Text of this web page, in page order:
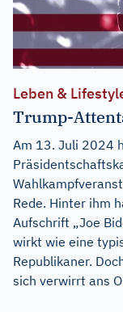
Leben &
Trump-
Am 13. Juli 2024
Rede. Hinter ihm
Aufschrift „Joe
wirkt wie eine
Republikaner.
sich verwirrt ans